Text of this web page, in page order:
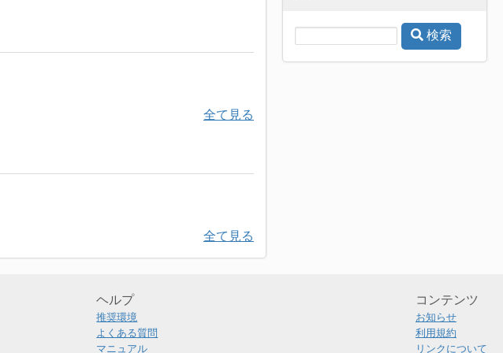
全て見る
全て見る
検索
ヘルプ
推奨環境
よくある質問
マニュアル
コンテンツ
お知らせ
利用規約
リンクについて